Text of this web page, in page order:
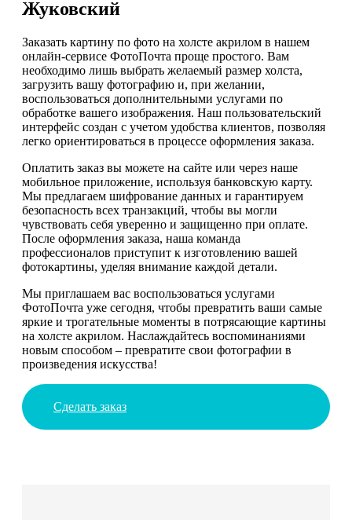
Жуковский
Заказать картину по фото на холсте акрилом в нашем
онлайн-сервисе ФотоПочта проще простого. Вам
необходимо лишь выбрать желаемый размер холста,
загрузить вашу фотографию и, при желании,
воспользоваться дополнительными услугами по
обработке вашего изображения. Наш пользовательский
интерфейс создан с учетом удобства клиентов, позволяя
легко ориентироваться в процессе оформления заказа.
Оплатить заказ вы можете на сайте или через наше
мобильное приложение, используя банковскую карту.
Мы предлагаем шифрование данных и гарантируем
безопасность всех транзакций, чтобы вы могли
чувствовать себя уверенно и защищенно при оплате.
После оформления заказа, наша команда
профессионалов приступит к изготовлению вашей
фотокартины, уделяя внимание каждой детали.
Мы приглашаем вас воспользоваться услугами
ФотоПочта уже сегодня, чтобы превратить ваши самые
яркие и трогательные моменты в потрясающие картины
на холсте акрилом. Наслаждайтесь воспоминаниями
новым способом – превратите свои фотографии в
произведения искусства!
Сделать заказ